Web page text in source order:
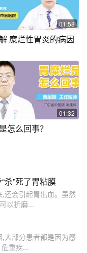
01:58
糜烂性胃炎的病因
01:32
怎么回事？
杀”死了胃粘膜
还会引起胃出血。虽然
以折磨...
大部分患者都是因为感
重疾...